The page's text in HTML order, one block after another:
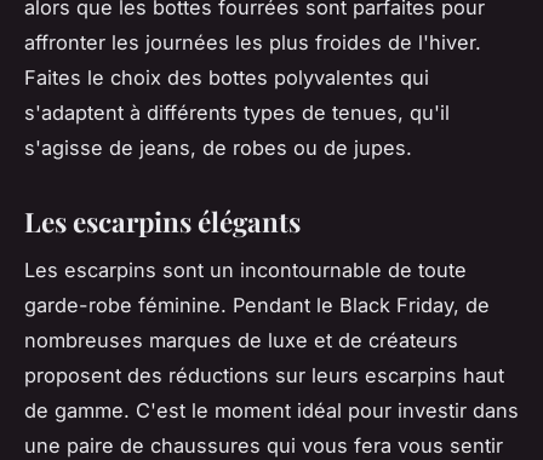
alors que les bottes fourrées sont parfaites pour
affronter les journées les plus froides de l'hiver.
Faites le choix des bottes polyvalentes qui
s'adaptent à différents types de tenues, qu'il
s'agisse de jeans, de robes ou de jupes.
Les escarpins élégants
Les escarpins sont un incontournable de toute
garde-robe féminine. Pendant le Black Friday, de
nombreuses marques de luxe et de créateurs
proposent des réductions sur leurs escarpins haut
de gamme. C'est le moment idéal pour investir dans
une paire de chaussures qui vous fera vous sentir